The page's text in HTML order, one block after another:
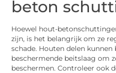
beton
Hoewel hout-
zijn, is het belangrijk om ze
schade. Houten delen kunnen
beschermende beitslaag om
beschermen. Controleer ook